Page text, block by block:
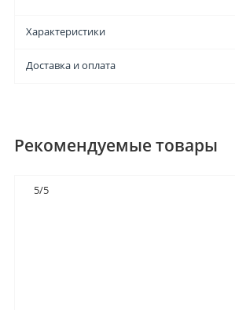
Характеристики
Доставка и оплата
Рекомендуемые товары
5/5